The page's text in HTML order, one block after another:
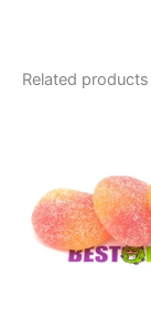
Related products